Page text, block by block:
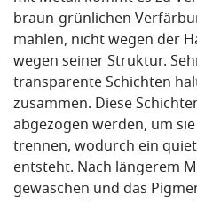
braun-grünlichen
mahlen, nicht wegen der
wegen seiner Struktur.
transparente Schichten
zusammen. Diese
abgezogen werden, um
trennen, wodurch ein
entsteht. Nach längerem
gewaschen und das